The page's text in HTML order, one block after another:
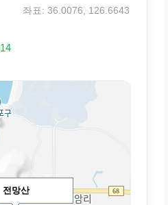
좌표: 36.0076, 126.6643
전망산